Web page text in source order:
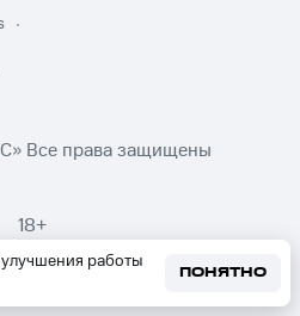
работы
ПОНЯТНО
Все права защищены
18+